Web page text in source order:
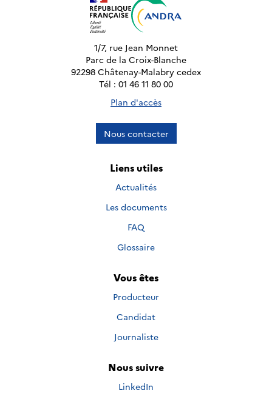
1/7, rue Jean Monnet
Parc de la Croix-Blanche
92298 Châtenay-Malabry cedex
Tél : 01 46 11 80 00
Plan d'accès
Nous contacter
Liens utiles
Actualités
Les documents
FAQ
Glossaire
Vous êtes
Producteur
Candidat
Journaliste
Nous suivre
Nous suivre sur
LinkedIn